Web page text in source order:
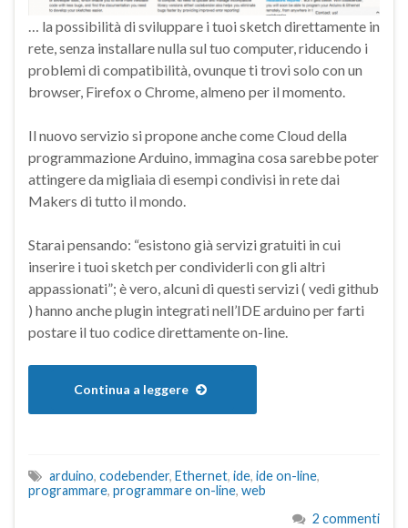
… la possibilità di sviluppare i tuoi sketch direttamente in
rete, senza installare nulla sul tuo computer, riducendo i
problemi di compatibilità, ovunque ti trovi solo con un
browser, Firefox o Chrome, almeno per il momento.
Il nuovo servizio si propone anche come Cloud della
programmazione Arduino, immagina cosa sarebbe poter
attingere da migliaia di esempi condivisi in rete dai
Makers di tutto il mondo.
Starai pensando: “esistono già servizi gratuiti in cui
inserire i tuoi sketch per condividerli con gli altri
appassionati”; è vero, alcuni di questi servizi ( vedi github
) hanno anche plugin integrati nell’IDE arduino per farti
postare il tuo codice direttamente on-line.
Continua a leggere
arduino, codebender, Ethernet, ide, ide on-line,
programmare, programmare on-line, web
2 commenti